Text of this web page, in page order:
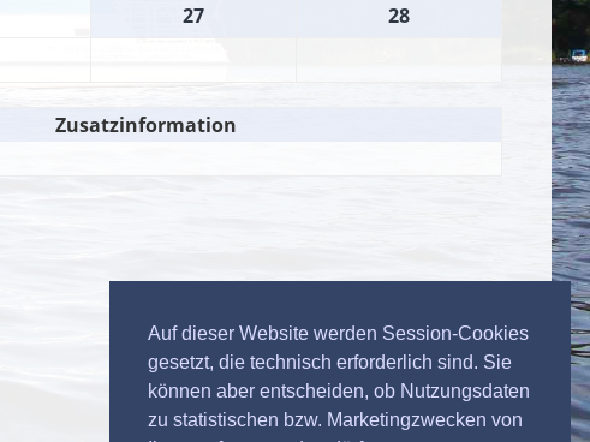
Auf dieser Website werden Session-Cookies
gesetzt, die technisch erforderlich sind. Sie
können aber entscheiden, ob Nutzungsdaten
zu statistischen bzw. Marketingzwecken von
27
28
Zusatzinformation